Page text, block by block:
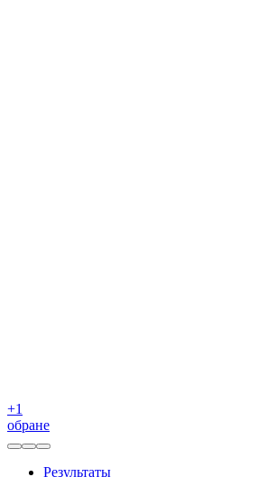
+1
обране
Результаты